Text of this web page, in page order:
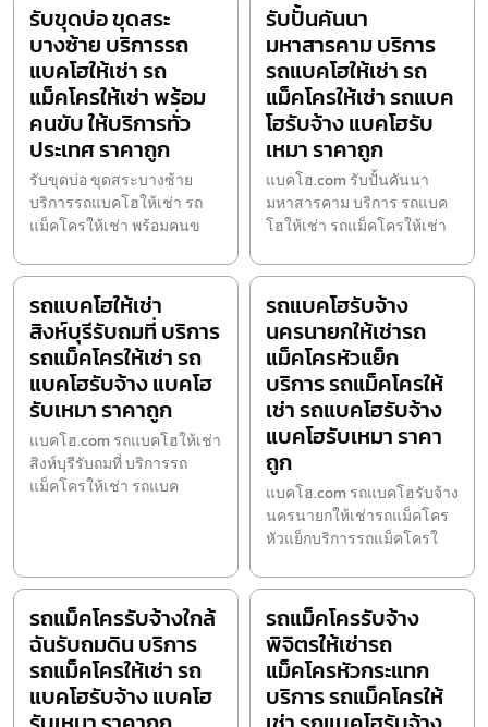
รับขุดบ่อ ขุดสระ
บางซ้าย บริการรถ
แบคโฮให้เช่า รถ
แม็คโครให้เช่า พร้อม
คนขับ ให้บริการทั่ว
ประเทศ ราคาถูก
รับขุดบ่อ ขุดสระบางซ้าย
บริการรถแบคโฮให้เช่า รถ
แม็คโครให้เช่า พร้อมคนข
รับปั้นคันนา
มหาสารคาม บริการ
รถแบคโฮให้เช่า รถ
แม็คโครให้เช่า รถแบค
โฮรับจ้าง แบคโฮรับ
เหมา ราคาถูก
แบคโฮ.com รับปั้นคันนา
มหาสารคาม บริการ รถแบค
โฮให้เช่า รถแม็คโครให้เช่า
รถแบคโฮให้เช่า
สิงห์บุรีรับถมที่ บริการ
รถแม็คโครให้เช่า รถ
แบคโฮรับจ้าง แบคโฮ
รับเหมา ราคาถูก
แบคโฮ.com รถแบคโฮให้เช่า
สิงห์บุรีรับถมที่ บริการรถ
แม็คโครให้เช่า รถแบค
รถแบคโฮรับจ้าง
นครนายกให้เช่ารถ
แม็คโครหัวแย็ก
บริการ รถแม็คโครให้
เช่า รถแบคโฮรับจ้าง
แบคโฮรับเหมา ราคา
ถูก
แบคโฮ.com รถแบคโฮรับจ้าง
นครนายกให้เช่ารถแม็คโคร
หัวแย็กบริการรถแม็คโครใ
รถแม็คโครรับจ้างใกล้
ฉันรับถมดิน บริการ
รถแม็คโครให้เช่า รถ
แบคโฮรับจ้าง แบคโฮ
รถแม็คโครรับจ้าง
พิจิตรให้เช่ารถ
แม็คโครหัวกระแทก
บริการ รถแม็คโครให้